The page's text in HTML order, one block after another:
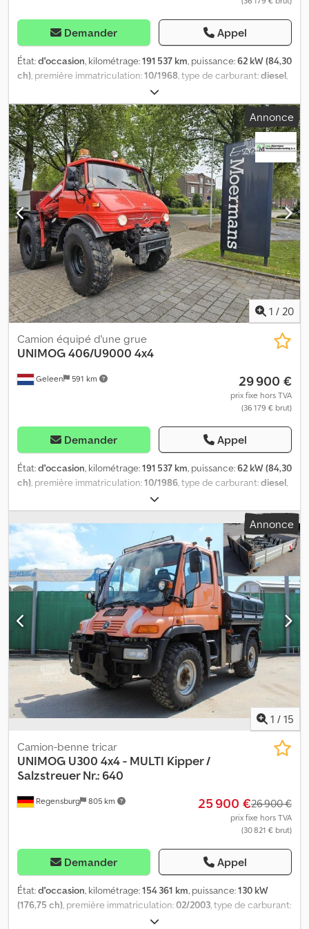
Demander Appel
État:d'occasion, kilométrage:191 537 km, puissance:62 kW (84,30
ch) , première immatriculation:10/1968 , type de carburant:diesel
2 essieux, couleur:
d'engrenage:mécanique, largeur totale:2 000 mm, hauteur
totale:2 850 mm, Unimog 406/U900 4x4 Moteur : 6 cylindres, 84
ch, diesel Première immatriculation Boîte de vitesses mécanique
à 4 rapports avec 2 groupes de rapports 191 537 km Numéro de
série : 40612110009837 Pneus : 14,00 R20, environ 90 % d’usure
Empattement : 238 cm Réservoir de 65 litres Suspension à
ressorts hélicoïdaux Poids total : 5 800 kg, poids à vide : 4 800 kg,
charge utile : 800 kg Grue : HMF 353 K2 Année de fabrication :
1989 Capacité : 1,85 m : 1 475 kg, 3,27 m : 840 kg, 4,52 m : 590 kg,
5,75 m : 465 kg Treuil hydraulique Prise de force avec
raccordements d’huile pour balayeuse et chasse-neige 1 attelage
et 1 attelage à boule Le véhicule est en parfait état Vidéos
disponibles sur : Sous réserve d’erreurs, d’omissions et de vente
entre-temps. Dkodpfx Akotrb Iqjper
Annonce
1 / 20
Geleen 591 km
Camion équipé d'une grue
UNIMOG406/U9000 4x4
29 900 €
prix fixe hors TVA
(36 179 € brut)
Demander Appel
État:d'occasion, kilométrage:191 537 km, puissance:62 kW (84,30
ch), première immatriculation:10/1986, type de carburant:diesel,
rouge
mécanique, nombre de sièges:2, largeur totale:2 000 mm,
hauteur totale:2 850 mm, Année de construction:1986
Équipement:
grue
, Unimog 406/U900 4x4 Moteur : 6 cylindres, 84
ch, diesel Première immatriculation Djdpfotrb Imsx Akpjkr Boîte
de vitesses mécanique à 4 rapports avec 2 groupes 191 537 km
Numéro de série : 40612110009837 Pneus : 14,00 R20, environ
90 % Empattement : 238 cm Réservoir de 65 litres Suspension à
ressorts hélicoïdaux Poids total : 5 800 kg, poids à vide : 4 800 kg,
charge utile : 800 kg Grue : HMF 353 K2 Année de construction :
1989 Capacité : 1,85 m : 1 475 kg - 3,27 m : 840 kg - 4,52 m : 590 kg -
5,75 m : 465 kg Treuil hydraulique Prise de force avec raccords
d’huile pour balayeuse et chasse-neige 1 attelage de remorque
et 1 attelage à boule Véhicule en parfait état Vidéos disponibles
sur : Erreurs/fautes de frappe et vente préalable réservées.
Annonce
1 / 15
Regensburg 805 km
Camion-benne tricar
UNIMOG U300 4x4 - MULTI Kipper /
Salzstreuer Nr.: 640
25 900 €26 900 €
prix fixe hors TVA
(30 821 € brut)
Demander Appel
État:d'occasion, kilométrage:154 361 km, puissance:130 kW
(176,75 ch) , première immatriculation:02/2003 , type de carburant:
, configuration d'essieux: